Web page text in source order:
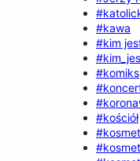
#kawa
#kim
#komiks
#kościół